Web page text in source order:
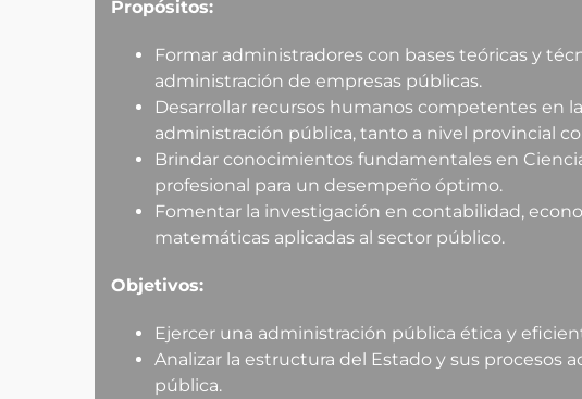
Propósitos:
Formar administradores con bases teóricas y
administración de empresas públicas.
Desarrollar recursos humanos competentes en
administración pública, tanto a nivel provincial
Brindar conocimientos fundamentales en
profesional para un desempeño óptimo.
Fomentar la investigación en contabilidad,
matemáticas aplicadas al sector público.
Objetivos:
Ejercer una administración pública ética y
Analizar la estructura del Estado y sus procesos
pública.